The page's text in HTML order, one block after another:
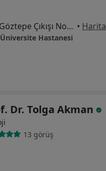
Tem Avrupa Otoyolu Göztepe Çıkışı No: 1Bağcılar, İstanbul • Harita
Hastanesi
Dr. Tolga Akman
13 görüş